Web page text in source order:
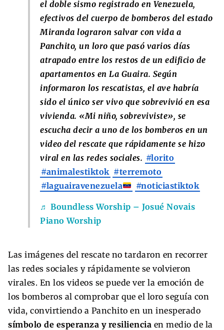
el doble sismo registrado en Venezuela,
efectivos del cuerpo de bomberos del estado
Miranda lograron salvar con vida a
Panchito, un loro que pasó varios días
atrapado entre los restos de un edificio de
apartamentos en La Guaira. Según
informaron los rescatistas, el ave habría
sido el único ser vivo que sobrevivió en esa
vivienda. «Mi niño, sobreviviste», se
escucha decir a uno de los bomberos en un
video del rescate que rápidamente se hizo
viral en las redes sociales. #lorito
#animalestiktok #terremoto
#laguairavenezuela
#noticiastiktok
♬ Boundless Worship – Josué Novais
Piano Worship
Las imágenes del rescate no tardaron en recorrer
las redes sociales y rápidamente se volvieron
virales. En los videos se puede ver la emoción de
los bomberos al comprobar que el loro seguía con
vida, convirtiendo a Panchito en un inesperado
símbolo de esperanza y resiliencia en medio de la